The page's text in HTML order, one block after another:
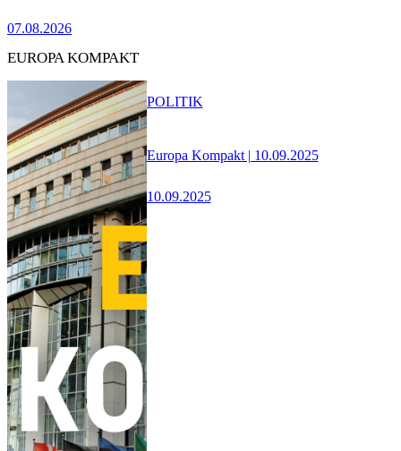
07.08.2026
EUROPA KOMPAKT
Europa Kompakt | 10.09.2025
10.09.2025
POLITIK